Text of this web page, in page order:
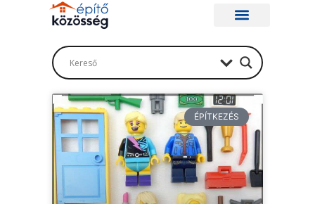
ÉPÍTKEZÉS